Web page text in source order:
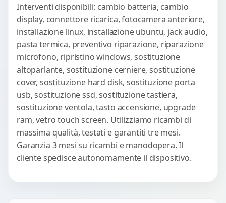
Interventi disponibili: cambio batteria, cambio
display, connettore ricarica, fotocamera anteriore,
installazione linux, installazione ubuntu, jack audio,
pasta termica, preventivo riparazione, riparazione
microfono, ripristino windows, sostituzione
altoparlante, sostituzione cerniere, sostituzione
cover, sostituzione hard disk, sostituzione porta
usb, sostituzione ssd, sostituzione tastiera,
sostituzione ventola, tasto accensione, upgrade
ram, vetro touch screen. Utilizziamo ricambi di
massima qualità, testati e garantiti tre mesi.
Garanzia 3 mesi su ricambi e manodopera. Il
cliente spedisce autonomamente il dispositivo.